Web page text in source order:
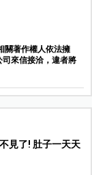
關著作權人依法擁
來信接洽，違者將
見了! 肚子一天天